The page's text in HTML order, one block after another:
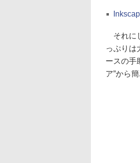
それに
っぷりは
ースの手
ア”から